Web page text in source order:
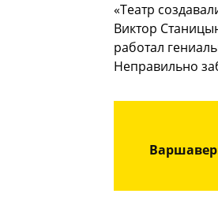
«Театр
Виктор
работал
Неправильно